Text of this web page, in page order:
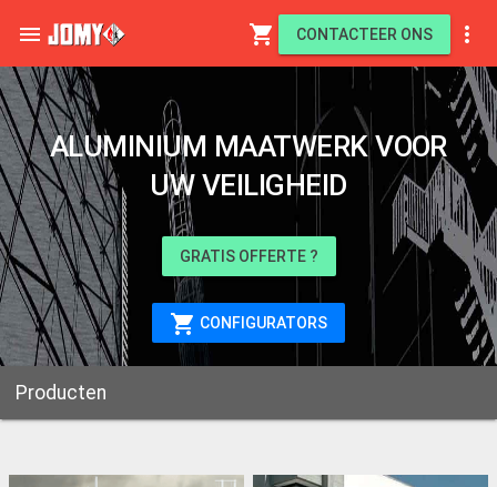
 shopping_cart CONTACTEER ONS 
ALUMINIUM MAATWERK VOOR
UW VEILIGHEID
GRATIS OFFERTE ?
shopping_cart CONFIGURATORS
Producten